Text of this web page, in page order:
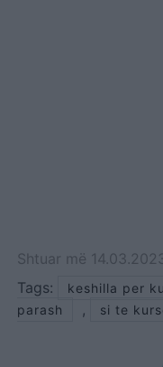
Shtuar më
Tags:
keshilla per
parash
, si te